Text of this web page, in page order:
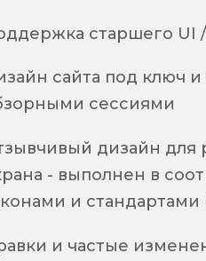
старшего UI /
сайта под ключ
сессиями
дизайн для
- выполнен в
и стандартами
и частые